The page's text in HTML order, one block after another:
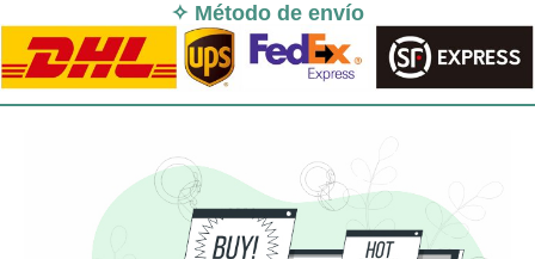
✧ Método de envío